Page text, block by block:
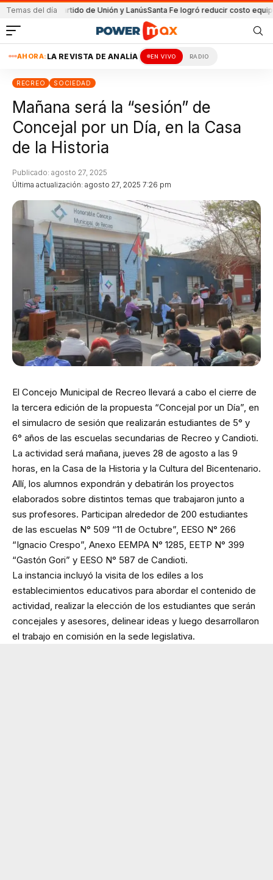
Temas del día
en el partido de Unión y LanúsSanta Fe logró reducir costo equipamiento
AHORA: LA REVISTA DE ANALÍA EN VIVO RADIO
RECREO SOCIEDAD
Mañana será la “sesión” de
Concejal por un Día, en la Casa
de la Historia
Última actualización: agosto 27, 2025 7:26 pm
Publicado: agosto 27, 2025
El Concejo Municipal de Recreo llevará a cabo el cierre de
la tercera edición de la propuesta “Concejal por un Día”, en
el simulacro de sesión que realizarán estudiantes de 5° y
6° años de las escuelas secundarias de Recreo y Candioti.
La actividad será mañana, jueves 28 de agosto a las 9
horas, en la Casa de la Historia y la Cultura del Bicentenario.
Allí, los alumnos expondrán y debatirán los proyectos
elaborados sobre distintos temas que trabajaron junto a
sus profesores. Participan alrededor de 200 estudiantes
de las escuelas N° 509 “11 de Octubre”, EESO N° 266
“Ignacio Crespo”, Anexo EEMPA N° 1285, EETP N° 399
“Gastón Gori” y EESO N° 587 de Candioti.
La instancia incluyó la visita de los ediles a los
establecimientos educativos para abordar el contenido de
actividad, realizar la elección de los estudiantes que serán
concejales y asesores, delinear ideas y luego desarrollaron
el trabajo en comisión en la sede legislativa.